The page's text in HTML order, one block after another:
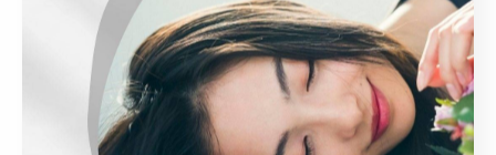
関連タグ